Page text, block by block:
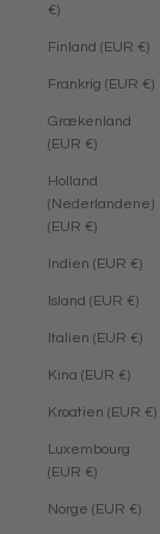
€)
Finland (EUR €)
Frankrig (EUR €)
Grækenland
(EUR €)
Holland
(Nederlandene)
(EUR €)
Indien (EUR €)
Island (EUR €)
Italien (EUR €)
Kina (EUR €)
Kroatien (EUR €)
Luxembourg
(EUR €)
Norge (EUR €)